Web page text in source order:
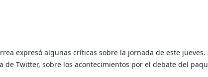
expresó algunas críticas sobre la jornada de este jueves.
de Twitter, sobre los acontecimientos por el debate del